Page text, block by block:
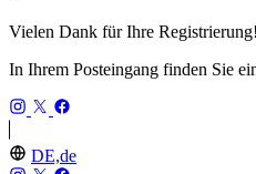
Vielen Dank für Ihre Registrierung!
In Ihrem Posteingang finden Sie
DE,de